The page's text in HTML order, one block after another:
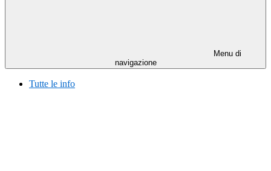
Menu di
navigazione
Tutte le info